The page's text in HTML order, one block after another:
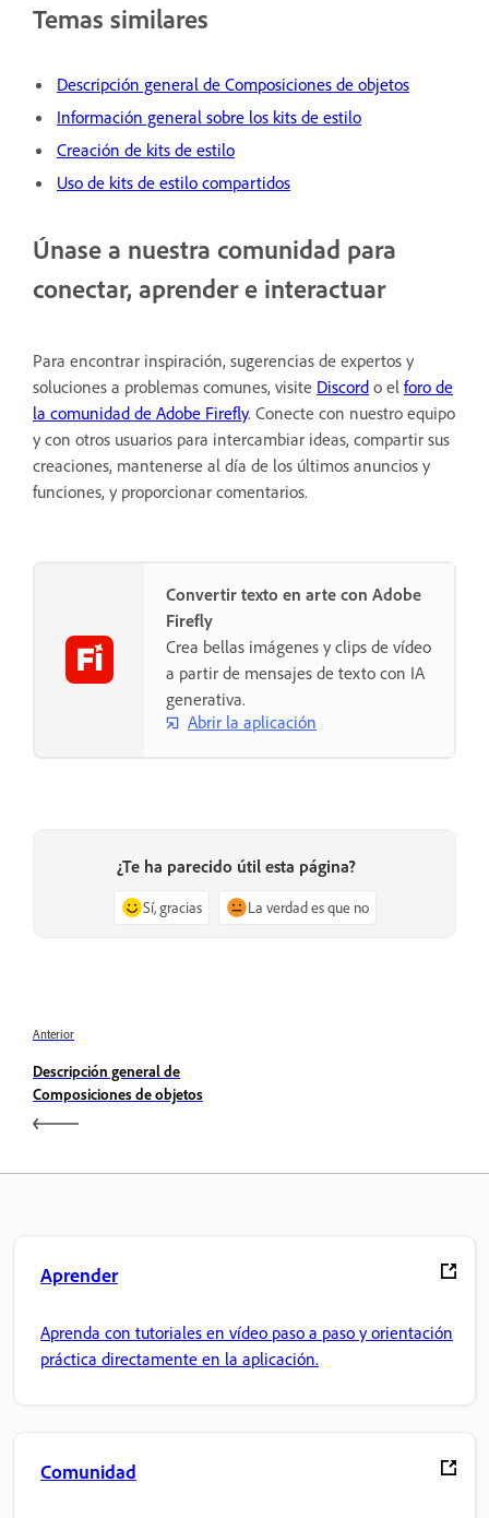
Temas similares
Descripción general de Composiciones de objetos
Información general sobre los kits de estilo
Creación de kits de estilo
Uso de kits de estilo compartidos
Únase a nuestra comunidad para
conectar, aprender e interactuar
Para encontrar inspiración, sugerencias de expertos y
soluciones a problemas comunes, visite Discord o el foro de
la comunidad de Adobe Firefly. Conecte con nuestro equipo
y con otros usuarios para intercambiar ideas, compartir sus
creaciones, mantenerse al día de los últimos anuncios y
funciones, y proporcionar comentarios.
Convertir texto en arte con Adobe
Firefly
Crea bellas imágenes y clips de vídeo
a partir de mensajes de texto con IA
generativa.
Abrir la aplicación
¿Te ha parecido útil esta página?
Sí, gracias La verdad es que no
Anterior
Descripción general de
Composiciones de objetos
Aprender
Aprenda con tutoriales en vídeo paso a paso y orientación
práctica directamente en la aplicación.
Comunidad